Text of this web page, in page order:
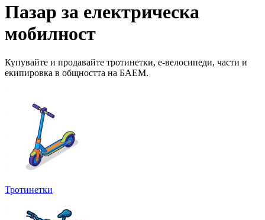
Пазар за електрическа
мобилност
Купувайте и продавайте тротинетки, е-велосипеди, части и
екипировка в общността на БАЕМ.
Тротинетки